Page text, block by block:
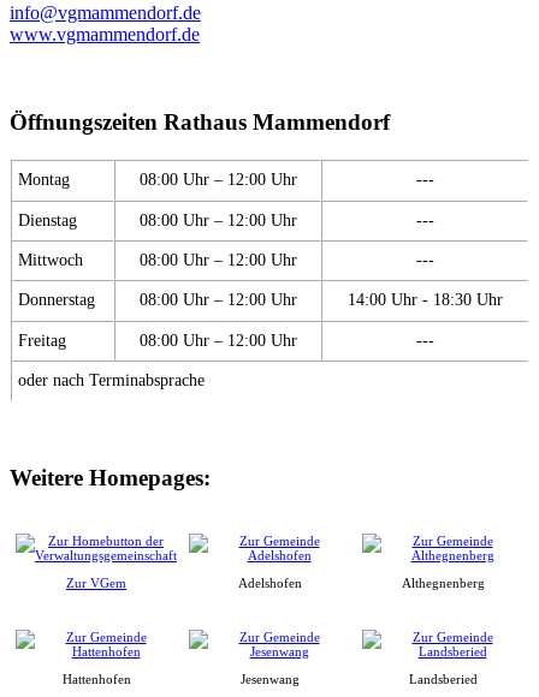
info@vgmammendorf.de
www.vgmammendorf.de
Öffnungszeiten Rathaus Mammendorf
Montag 08:00 Uhr – 12:00 Uhr ---
Dienstag 08:00 Uhr – 12:00 Uhr ---
Mittwoch 08:00 Uhr – 12:00 Uhr ---
Donnerstag 08:00 Uhr – 12:00 Uhr 14:00 Uhr - 18:30 Uhr
Freitag 08:00 Uhr – 12:00 Uhr ---
oder nach Terminabsprache
Weitere Homepages:
Zur VGem Adelshofen Althegnenberg
Hattenhofen Jesenwang Landsberied